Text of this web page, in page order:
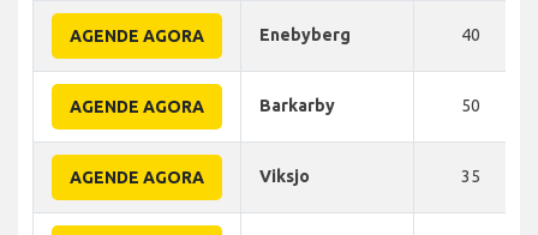
AGENDE AGORA Enebyberg 40
AGENDE AGORA Barkarby 50
AGENDE AGORA Viksjo 35